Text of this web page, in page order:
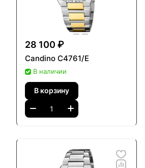
28 100 ₽
Candino C4761/E
В наличии
В корзину